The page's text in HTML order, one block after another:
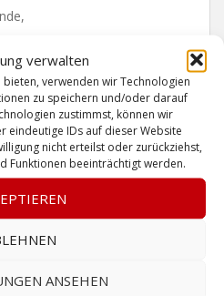
verwalten
verwenden wir Technologien
zu speichern und/oder darauf
zustimmst, können wir
eindeutige IDs auf dieser Website
nicht erteilst oder zurückziehst,
Funktionen beeinträchtigt werden.
ANSEHEN
Dann schaut doch mal über
Unser Partner
schönen Churfranken
See, Rad fahren
Laufen rund um den See.
Seite vorbei: